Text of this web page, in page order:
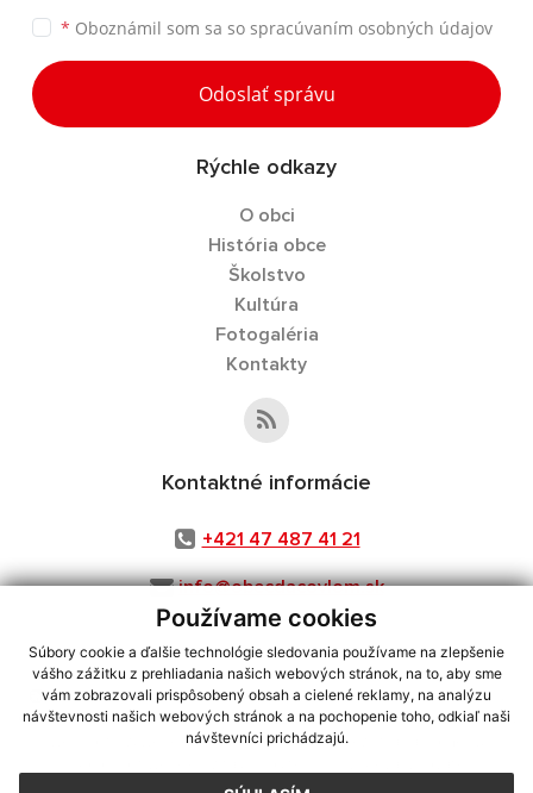
Používame cookies
Súbory cookie a ďalšie technológie sledovania používame na zlepšenie
vášho zážitku z prehliadania našich webových stránok, na to, aby sme
vám zobrazovali prispôsobený obsah a cielené reklamy, na analýzu
návštevnosti našich webových stránok a na pochopenie toho, odkiaľ naši
návštevníci prichádzajú.
* Oboznámil som sa so spracúvaním osobných údajov
Odoslať správu
Rýchle odkazy
O obci
História obce
Školstvo
Kultúra
Fotogaléria
Kontakty
Kontaktné informácie
+421 47 487 41 21
info@obecdacovlom.sk
využite možnosť získavania aktuálnych informácií s využitím RSS
CMS systém (redakčný) systém ECHELON 2,Mapa stránok,web portál
webex.digital, s.r.o.,domény,registrácia domény